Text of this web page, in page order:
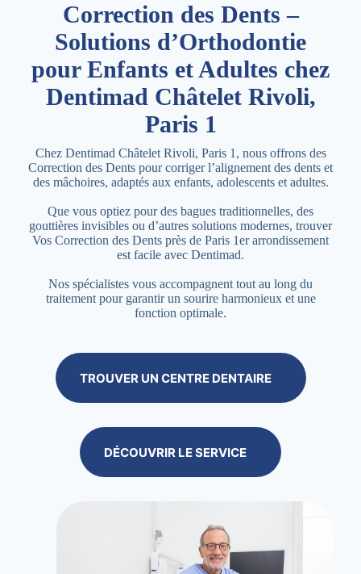
Correction des Dents –
Solutions d’Orthodontie
pour Enfants et Adultes chez
Dentimad Châtelet Rivoli,
Paris 1
Chez Dentimad Châtelet Rivoli, Paris 1, nous offrons des
Correction des Dents pour corriger l’alignement des dents et
des mâchoires, adaptés aux enfants, adolescents et adultes.
Que vous optiez pour des bagues traditionnelles, des
gouttières invisibles ou d’autres solutions modernes, trouver
Vos Correction des Dents près de Paris 1er arrondissement
est facile avec Dentimad.
Nos spécialistes vous accompagnent tout au long du
traitement pour garantir un sourire harmonieux et une
fonction optimale.
TROUVER UN CENTRE DENTAIRE
DÉCOUVRIR LE SERVICE